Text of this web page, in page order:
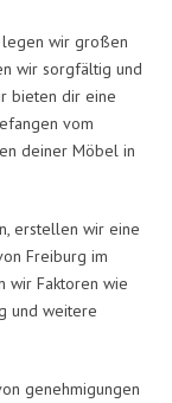
legen wir großen
wir sorgfältig und
bieten dir eine
vom
deiner Möbel in
erstellen wir eine
Freiburg im
wir Faktoren wie
und weitere
genehmigungen